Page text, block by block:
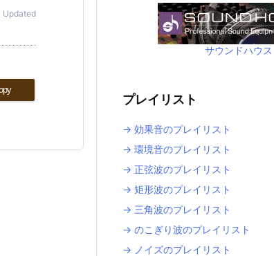
Updated
サウンドハウス
プレイリスト
→ 効果音のプレイリスト
→ 環境音のプレイリスト
→ 正弦波のプレイリスト
→ 矩形波のプレイリスト
→ 三角波のプレイリスト
→ のこぎり波のプレイリスト
→ ノイズのプレイリスト